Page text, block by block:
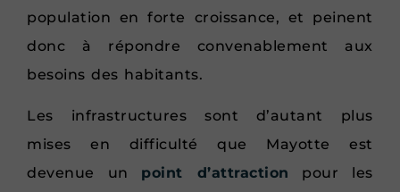
population en forte croissance, et peinent
donc à répondre convenablement aux
besoins des habitants.
Les infrastructures sont d’autant plus
mises en difficulté que Mayotte est
devenue un point d’attraction pour les